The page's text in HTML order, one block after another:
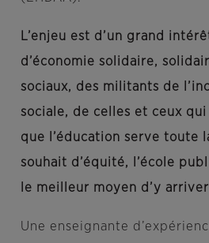
L’enjeu est d’un grand
d’économie solidaire,
sociaux, des militants de
sociale, de celles et ceux qui
que l’éducation serve toute
souhait d’équité, l’école
le meilleur moyen d’y
Une enseignante